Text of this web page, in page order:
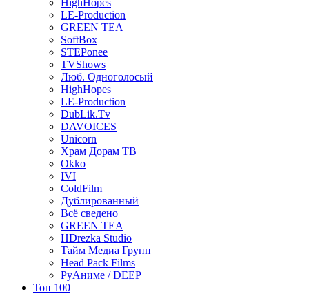
HighHopes
LE-Production
GREEN TEA
SoftBox
STEPonee
TVShows
Люб. Одноголосый
HighHopes
LE-Production
DubLik.Tv
DAVOICES
Unicorn
Храм Дорам ТВ
Okko
IVI
ColdFilm
Дублированный
Всё сведено
GREEN TEA
HDrezka Studio
Тайм Медиа Групп
Head Pack Films
РуАниме / DEEP
Топ 100